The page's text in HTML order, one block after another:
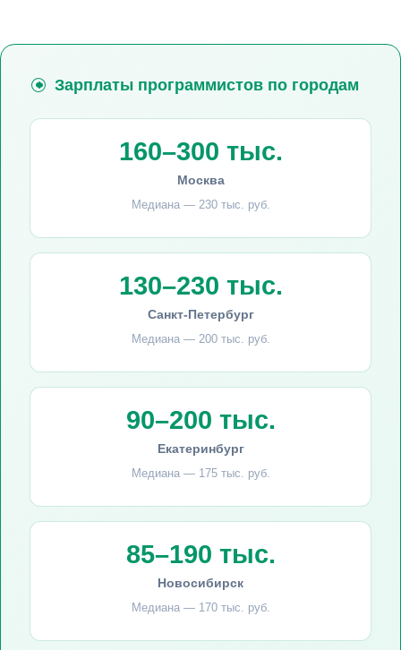
Зарплаты программистов по городам
160–300 тыс.
Москва
Медиана — 230 тыс. руб.
130–230 тыс.
Санкт-Петербург
Медиана — 200 тыс. руб.
90–200 тыс.
Екатеринбург
Медиана — 175 тыс. руб.
85–190 тыс.
Новосибирск
Медиана — 170 тыс. руб.